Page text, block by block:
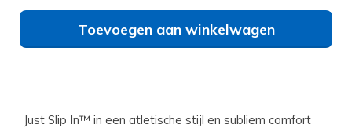
Toevoegen aan winkelwagen
Just Slip In™ in een atletische stijl en subliem comfort